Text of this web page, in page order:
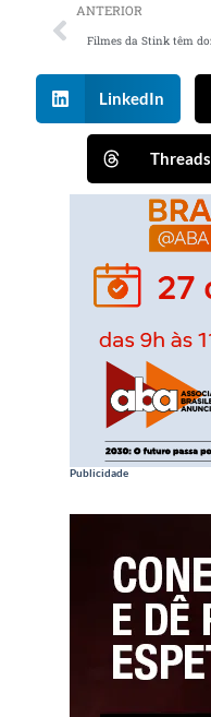
ANTERIOR
LinkedIn
Threads
Publicidade